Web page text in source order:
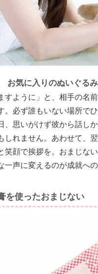
お気に入りのぬいぐるみ
すように」と、相手の名
。必ず誰もいない場所で
、思いがけず彼から話し
しれません。あわせて、
笑顔で挨拶を。おまじな
一声に変えるのが成就への
を使ったおまじない